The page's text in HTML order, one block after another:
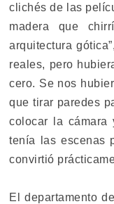
clichés de las
madera que
arquitectura
reales, pero
cero. Se nos
que tirar paredes
colocar la cámara
tenía las escenas
convirtió
El departamento